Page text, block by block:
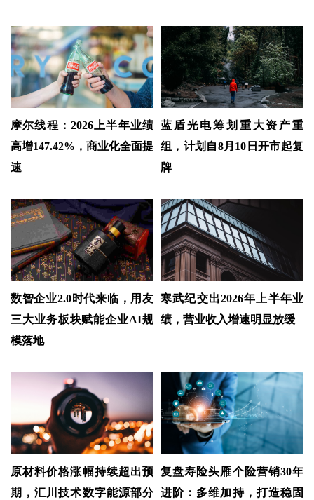
摩尔线程：2026上半年业绩
高增147.42%，商业化全面提
速
蓝盾光电筹划重大资产重
组，计划自8月10日开市起复
牌
数智企业2.0时代来临，用友
三大业务板块赋能企业AI规
模落地
寒武纪交出2026年上半年业
绩，营业收入增速明显放缓
原材料价格涨幅持续超出预
期，汇川技术数字能源部分
复盘寿险头雁个险营销30年
进阶：多维加持，打造稳固